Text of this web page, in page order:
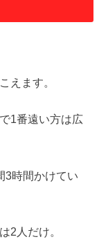
えます。
1番遠い方は広
3時間かけてい
2人だけ。